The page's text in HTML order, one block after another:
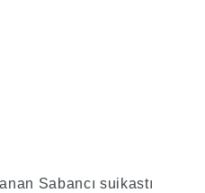
Sabancı suikastı